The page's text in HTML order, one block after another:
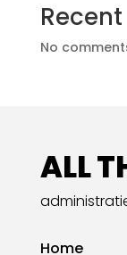
No
ALL
Home